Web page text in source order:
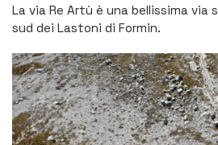
La via Re Artù è una bellissima via
sud dei Lastoni di Formin.